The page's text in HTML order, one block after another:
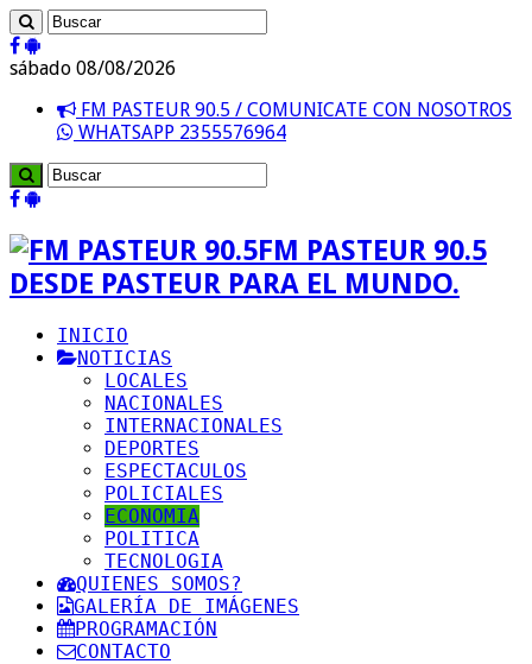
sábado 08/08/2026
FM PASTEUR 90.5 / COMUNICATE CON NOSOTROS
WHATSAPP 2355576964
FM PASTEUR 90.5
DESDE PASTEUR PARA EL MUNDO.
INICIO
NOTICIAS
LOCALES
NACIONALES
INTERNACIONALES
DEPORTES
ESPECTACULOS
POLICIALES
ECONOMIA
POLITICA
TECNOLOGIA
QUIENES SOMOS?
GALERÍA DE IMÁGENES
PROGRAMACIÓN
CONTACTO